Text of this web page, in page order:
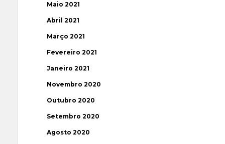
Maio 2021
Abril 2021
Março 2021
Fevereiro 2021
Janeiro 2021
Novembro 2020
Outubro 2020
Setembro 2020
Agosto 2020